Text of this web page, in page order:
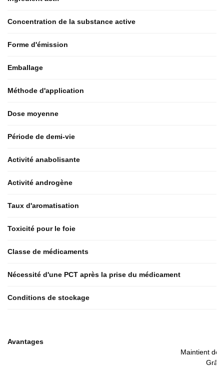
Concentration de la substance active
Forme d'émission
Emballage
Méthode d'application
Dose moyenne
Période de demi-vie
Activité anabolisante
Activité androgène
Taux d'aromatisation
Toxicité pour le foie
Classe de médicaments
Nécessité d'une PCT après la prise du médicament
Conditions de stockage
Avantages
Maintient